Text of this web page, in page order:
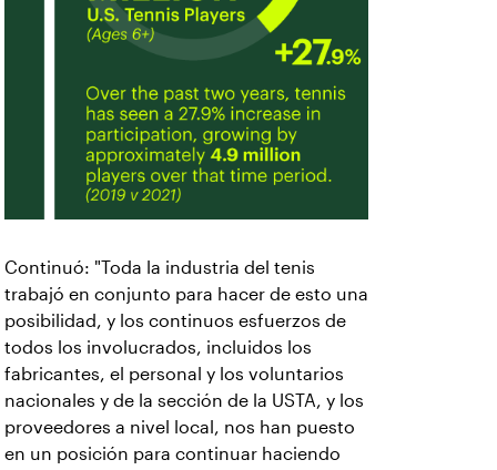
Continuó: "Toda la industria del tenis
trabajó en conjunto para hacer de esto una
posibilidad, y los continuos esfuerzos de
todos los involucrados, incluidos los
fabricantes, el personal y los voluntarios
nacionales y de la sección de la USTA, y los
proveedores a nivel local, nos han puesto
en un posición para continuar haciendo